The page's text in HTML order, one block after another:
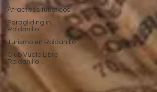
Atractivos turísticos
Paragliding in
Roldanillo
Turismo en Roldanillo
Club Vuelo Libre
Roldanillo